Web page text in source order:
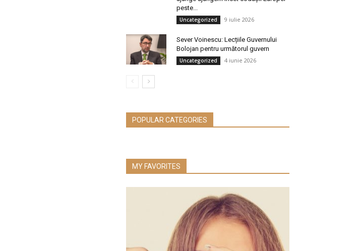
peste...
Uncategorized 9 iulie 2026
Sever Voinescu: Lecțiile Guvernului
Bolojan pentru următorul guvern
Uncategorized 4 iunie 2026
POPULAR CATEGORIES
MY FAVORITES